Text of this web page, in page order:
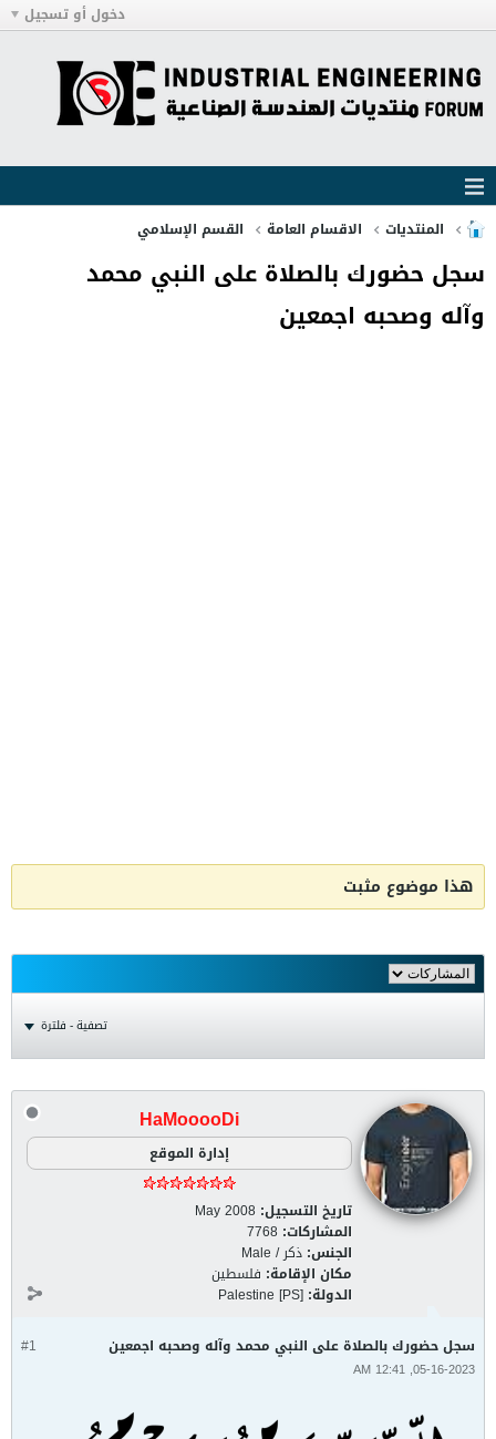
دخول أو تسجيل
المنتديات الاقسام العامة القسم الإسلامي
سجل حضورك بالصلاة على النبي محمد
وآله وصحبه اجمعين
هذا موضوع مثبت
تصفية - فلترة
HaMooooDi
إدارة الموقع
تاريخ التسجيل: May 2008
المشاركات: 7768
الجنس: ذكر / Male
مكان الإقامة: فلسطين
الدولة: Palestine [PS]
#1 سجل حضورك بالصلاة على النبي محمد وآله وصحبه اجمعين
05-16-2023, 12:41 AM